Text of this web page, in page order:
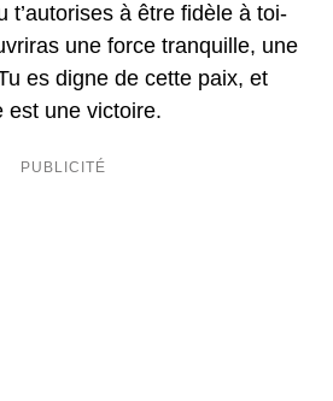
t’autorises à être fidèle à toi-
une force tranquille, une
es digne de cette paix, et
est une victoire.